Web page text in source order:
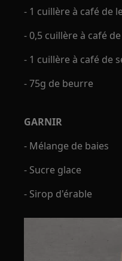
- 1 cuillère à café de
- 0,5 cuillère à café
- 1 cuillère à café de
- 75g de beurre
GARNIR
- Mélange de baies
- Sucre glace
- Sirop d'érable